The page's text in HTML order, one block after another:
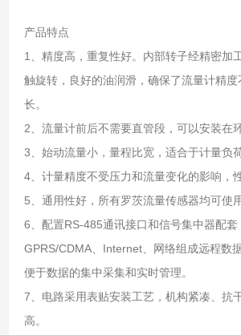
产品特点
1、精度高，重复性好。内部转子经精密加
触旋转，良好的油润滑，确保了流量计精度
长。
2、流量计前后不需要直管段，可以安装在
3、始动流量小，量程比宽，适合于计量负
4、计量精度不受压力和流量变化的影响，
5、通用性好，所有罗茨流量传感器均可使
6、配置RS-485通讯接口和信号集中器配套
GPRS/CDMA、Internet、网络组成远程数
便于数据的集中采集和实时管理。
7、电路采用表贴安装工艺，机构紧凑、抗
高。